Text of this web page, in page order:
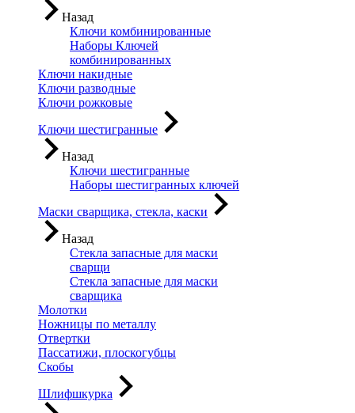
Назад
Ключи комбинированные
Наборы Ключей
комбинированных
Ключи накидные
Ключи разводные
Ключи рожковые
Ключи шестигранные
Назад
Ключи шестигранные
Наборы шестигранных ключей
Маски сварщика, стекла, каски
Назад
Стекла запасные для маски
сварщи
Стекла запасные для маски
сварщика
Молотки
Ножницы по металлу
Отвертки
Пассатижи, плоскогубцы
Скобы
Шлифшкурка